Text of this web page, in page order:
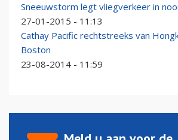
Sneeuwstorm legt vliegverkeer in
27-01-2015 - 11:13
Cathay Pacific rechtstreeks van
Boston
23-08-2014 - 11:59